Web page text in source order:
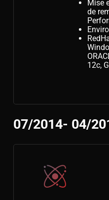
Mise
de
12c,
07/2014- 04/